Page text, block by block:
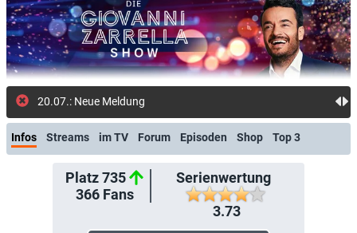
20.07.: Neue Meldung: "Die Giovanni Zarrella Show" goes
Infos Streams im TV Forum Episoden Shop Top 3
Platz 735
366Fans
Serienwertung
3.73